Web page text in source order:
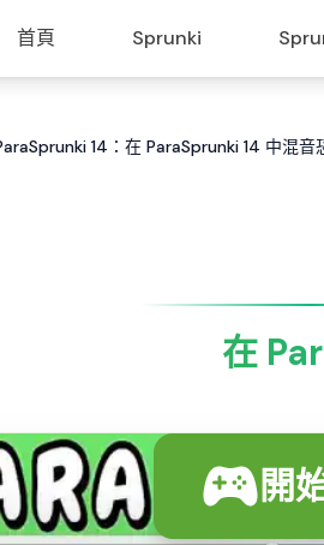
首頁 Sprunki
14：在 ParaSprunki 14 中混音
在
開